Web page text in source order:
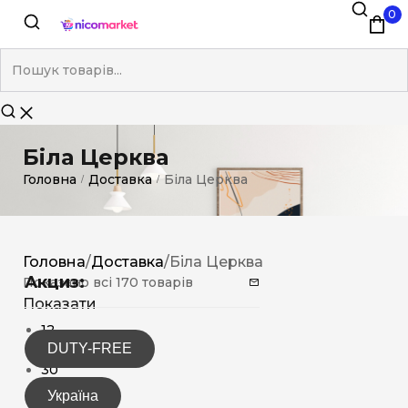
0
Біла Церква
Головна / Доставка / Біла Церква
Акциз:
DUTY-FREE
Україна
Головна/Доставка/Біла Церква
Показано всі 170 товарів
Показати
12
15
30